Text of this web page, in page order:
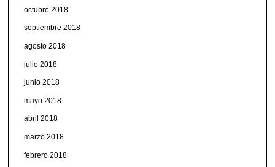
octubre 2018
septiembre 2018
agosto 2018
julio 2018
junio 2018
mayo 2018
abril 2018
marzo 2018
febrero 2018